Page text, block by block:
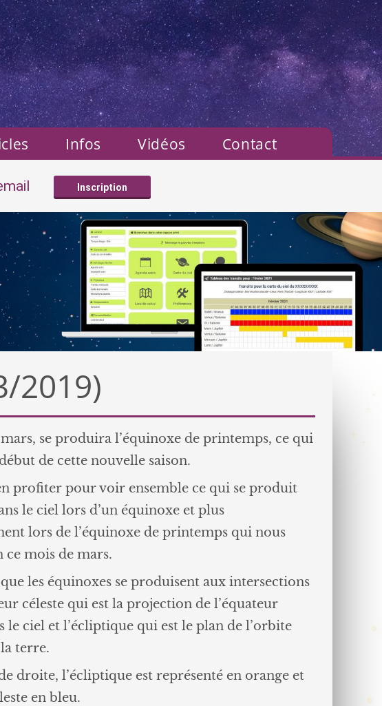
Infos Vidéos Contact
Inscription
2019)
se produira l’équinoxe de printemps, ce qui
de cette nouvelle saison.
profiter pour voir ensemble ce qui se produit
le ciel lors d’un équinoxe et plus
lors de l’équinoxe de printemps qui nous
ce mois de mars.
les équinoxes se produisent aux intersections
céleste qui est la projection de l’équateur
le ciel et l’écliptique qui est le plan de l’orbite
terre.
droite, l’écliptique est représenté en orange et
en bleu.